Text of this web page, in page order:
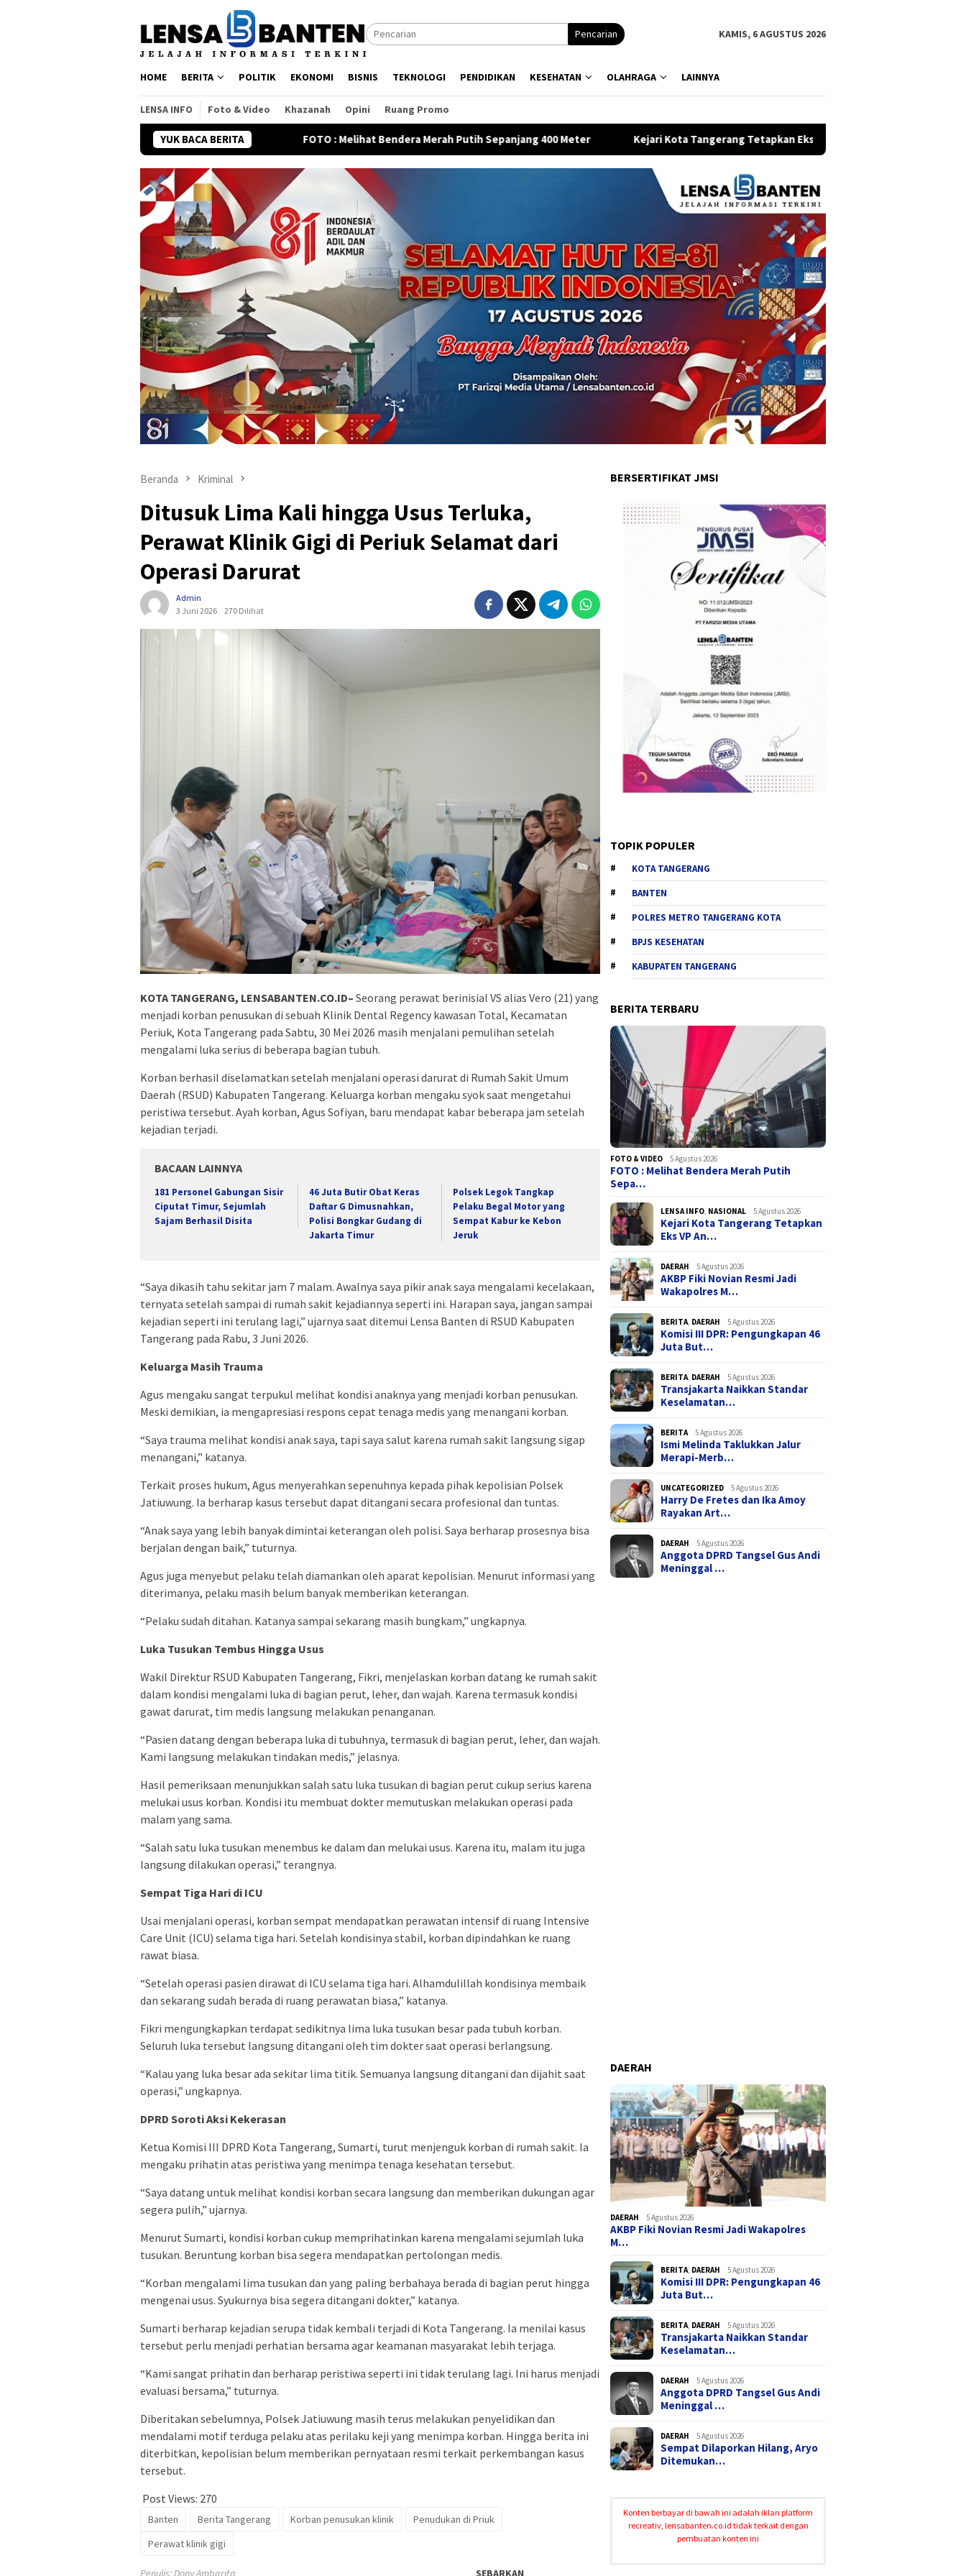
Pencarian KAMIS, 6 AGUSTUS 2026
HOME BERITA POLITIK EKONOMI BISNIS TEKNOLOGI PENDIDIKAN KESEHATAN OLAHRAGA LAINNYA
LENSA INFO Foto & Video Khazanah Opini Ruang Promo
YUK BACA BERITA
FOTO : Melihat Bendera Merah Putih Sepanjang 400 Meter Kejari Kota Tangerang Tetapkan Eks VP Angkasa Pura Kargo Jadi Tersangka Korupsi
Beranda Kriminal
Ditusuk Lima Kali hingga Usus Terluka,
Perawat Klinik Gigi di Periuk Selamat dari
Operasi Darurat
Admin
3 Juni 2026
270 Dilihat
KOTA TANGERANG, LENSABANTEN.CO.ID– Seorang perawat berinisial VS alias Vero (21) yang
menjadi korban penusukan di sebuah Klinik Dental Regency kawasan Total, Kecamatan
Periuk, Kota Tangerang pada Sabtu, 30 Mei 2026 masih menjalani pemulihan setelah
mengalami luka serius di beberapa bagian tubuh.
Korban berhasil diselamatkan setelah menjalani operasi darurat di Rumah Sakit Umum
Daerah (RSUD) Kabupaten Tangerang. Keluarga korban mengaku syok saat mengetahui
peristiwa tersebut. Ayah korban, Agus Sofiyan, baru mendapat kabar beberapa jam setelah
kejadian terjadi.
BACAAN LAINNYA
181 Personel Gabungan Sisir
Ciputat Timur, Sejumlah
Sajam Berhasil Disita
46 Juta Butir Obat Keras
Daftar G Dimusnahkan,
Polisi Bongkar Gudang di
Jakarta Timur
Polsek Legok Tangkap
Pelaku Begal Motor yang
Sempat Kabur ke Kebon
Jeruk
“Saya dikasih tahu sekitar jam 7 malam. Awalnya saya pikir anak saya mengalami kecelakaan,
ternyata setelah sampai di rumah sakit kejadiannya seperti ini. Harapan saya, jangan sampai
kejadian seperti ini terulang lagi,” ujarnya saat ditemui Lensa Banten di RSUD Kabupaten
Tangerang pada Rabu, 3 Juni 2026.
Keluarga Masih Trauma
Agus mengaku sangat terpukul melihat kondisi anaknya yang menjadi korban penusukan.
Meski demikian, ia mengapresiasi respons cepat tenaga medis yang menangani korban.
“Saya trauma melihat kondisi anak saya, tapi saya salut karena rumah sakit langsung sigap
menangani,” katanya.
Terkait proses hukum, Agus menyerahkan sepenuhnya kepada pihak kepolisian Polsek
Jatiuwung. Ia berharap kasus tersebut dapat ditangani secara profesional dan tuntas.
“Anak saya yang lebih banyak dimintai keterangan oleh polisi. Saya berharap prosesnya bisa
berjalan dengan baik,” tuturnya.
Agus juga menyebut pelaku telah diamankan oleh aparat kepolisian. Menurut informasi yang
diterimanya, pelaku masih belum banyak memberikan keterangan.
“Pelaku sudah ditahan. Katanya sampai sekarang masih bungkam,” ungkapnya.
Luka Tusukan Tembus Hingga Usus
Wakil Direktur RSUD Kabupaten Tangerang, Fikri, menjelaskan korban datang ke rumah sakit
dalam kondisi mengalami luka di bagian perut, leher, dan wajah. Karena termasuk kondisi
gawat darurat, tim medis langsung melakukan penanganan.
“Pasien datang dengan beberapa luka di tubuhnya, termasuk di bagian perut, leher, dan wajah.
Kami langsung melakukan tindakan medis,” jelasnya.
Hasil pemeriksaan menunjukkan salah satu luka tusukan di bagian perut cukup serius karena
melukai usus korban. Kondisi itu membuat dokter memutuskan melakukan operasi pada
malam yang sama.
“Salah satu luka tusukan menembus ke dalam dan melukai usus. Karena itu, malam itu juga
langsung dilakukan operasi,” terangnya.
Sempat Tiga Hari di ICU
Usai menjalani operasi, korban sempat mendapatkan perawatan intensif di ruang Intensive
Care Unit (ICU) selama tiga hari. Setelah kondisinya stabil, korban dipindahkan ke ruang
rawat biasa.
“Setelah operasi pasien dirawat di ICU selama tiga hari. Alhamdulillah kondisinya membaik
dan sekarang sudah berada di ruang perawatan biasa,” katanya.
Fikri mengungkapkan terdapat sedikitnya lima luka tusukan besar pada tubuh korban.
Seluruh luka tersebut langsung ditangani oleh tim dokter saat operasi berlangsung.
“Kalau yang luka besar ada sekitar lima titik. Semuanya langsung ditangani dan dijahit saat
operasi,” ungkapnya.
DPRD Soroti Aksi Kekerasan
Ketua Komisi III DPRD Kota Tangerang, Sumarti, turut menjenguk korban di rumah sakit. Ia
mengaku prihatin atas peristiwa yang menimpa tenaga kesehatan tersebut.
“Saya datang untuk melihat kondisi korban secara langsung dan memberikan dukungan agar
segera pulih,” ujarnya.
Menurut Sumarti, kondisi korban cukup memprihatinkan karena mengalami sejumlah luka
tusukan. Beruntung korban bisa segera mendapatkan pertolongan medis.
“Korban mengalami lima tusukan dan yang paling berbahaya berada di bagian perut hingga
mengenai usus. Syukurnya bisa segera ditangani dokter,” katanya.
Sumarti berharap kejadian serupa tidak kembali terjadi di Kota Tangerang. Ia menilai kasus
tersebut perlu menjadi perhatian bersama agar keamanan masyarakat lebih terjaga.
“Kami sangat prihatin dan berharap peristiwa seperti ini tidak terulang lagi. Ini harus menjadi
evaluasi bersama,” tuturnya.
Diberitakan sebelumnya, Polsek Jatiuwung masih terus melakukan penyelidikan dan
mendalami motif terduga pelaku atas perilaku keji yang menimpa korban. Hingga berita ini
diterbitkan, kepolisian belum memberikan pernyataan resmi terkait perkembangan kasus
tersebut.
Post Views: 270
Banten Berita Tangerang Korban penusukan klinik
Penudukan di Priuk
Perawat klinik gigi
Penulis: Dony Ambarita SEBARKAN
BERSERTIFIKAT JMSI
TOPIK POPULER
KOTA TANGERANG
BANTEN
POLRES METRO TANGERANG KOTA
BPJS KESEHATAN
KABUPATEN TANGERANG
BERITA TERBARU
FOTO & VIDEO 5 Agustus 2026
FOTO : Melihat Bendera Merah Putih
Sepa…
LENSA INFO, NASIONAL 5 Agustus 2026
Kejari Kota Tangerang Tetapkan
Eks VP An…
DAERAH 5 Agustus 2026
AKBP Fiki Novian Resmi Jadi
Wakapolres M…
BERITA, DAERAH 5 Agustus 2026
Komisi III DPR: Pengungkapan 46
Juta But…
BERITA, DAERAH 5 Agustus 2026
Transjakarta Naikkan Standar
Keselamatan…
BERITA 5 Agustus 2026
Ismi Melinda Taklukkan Jalur
Merapi-Merb…
UNCATEGORIZED 5 Agustus 2026
Harry De Fretes dan Ika Amoy
Rayakan Art…
DAERAH 5 Agustus 2026
Anggota DPRD Tangsel Gus Andi
Meninggal …
DAERAH
DAERAH 5 Agustus 2026
AKBP Fiki Novian Resmi Jadi Wakapolres
M…
BERITA, DAERAH 5 Agustus 2026
Komisi III DPR: Pengungkapan 46
Juta But…
BERITA, DAERAH 5 Agustus 2026
Transjakarta Naikkan Standar
Keselamatan…
DAERAH 5 Agustus 2026
Anggota DPRD Tangsel Gus Andi
Meninggal …
DAERAH 5 Agustus 2026
Sempat Dilaporkan Hilang, Aryo
Ditemukan…
Konten berbayar di bawah ini adalah iklan platform
recreativ, lensabanten.co.id tidak terkait dengan
pembuatan konten ini